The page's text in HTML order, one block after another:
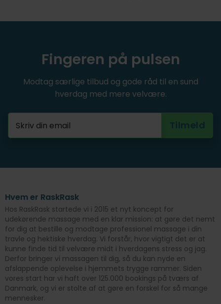
Fingeren på pulsen
Modtag særlige tilbud og gode råd til en sund
hverdag med mere velvære.
Hvem er RaskRask
Hos RaskRask startede vi i 2015 et nyt koncept for
udekørende massage med en klar mission: at gøre det nemt
for dig at bestille og modtage professionel massage i din
travle og hektiske hverdag. Vi forstår, hvor vigtigt det er at
kunne finde tid til velvære midt i hverdagens stress og jag.
Derfor bringer vi massagen til dig, så du kan nyde en
afslappende oplevelse i hjemmets trygge rammer. Siden
vores start har vi haft over 125.000 bookings på tværs af
Danmark, og vi er stolte af at gøre en forskel for så mange
mennesker.